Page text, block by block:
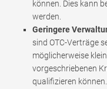
können. Dies kann
werden.
Geringere
sind OTC-Verträge
möglicherweise
vorgeschriebenen
qualifizieren